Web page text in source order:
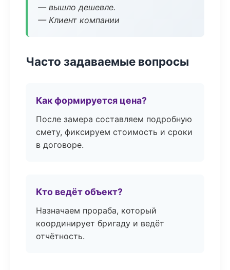
— вышло дешевле.
— Клиент компании
Часто задаваемые вопросы
Как формируется цена?
После замера составляем подробную
смету, фиксируем стоимость и сроки
в договоре.
Кто ведёт объект?
Назначаем прораба, который
координирует бригаду и ведёт
отчётность.